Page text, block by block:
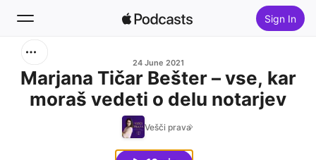
Sign In
Home
24 June 2021
Marjana Tičar Bešter – vse, kar
moraš vedeti o delu notarjev
Vešči prava